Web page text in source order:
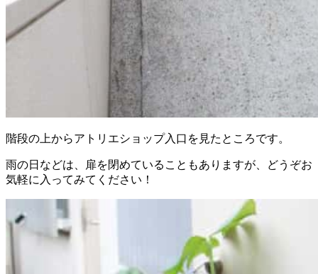
階段の上からアトリエショップ入口を見たところです。
雨の日などは、扉を閉めていることもありますが、どうぞお
気軽に入ってみてください！